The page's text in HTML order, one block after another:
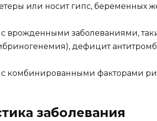
или носит гипс,
с врожденными заболеваниями,
дефицит
с комбинированными факторами
заболевания